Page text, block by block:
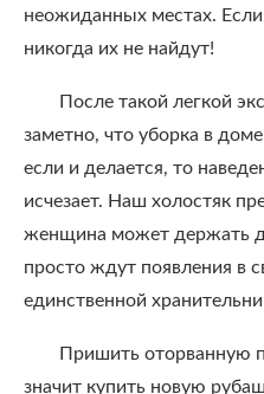
неожиданных местах.
никогда их не найдут!
После такой легкой
заметно, что уборка в
если и делается, то
исчезает. Наш холостяк
женщина может держать
просто ждут появления в
единственной
Пришить оторванную
значит купить новую